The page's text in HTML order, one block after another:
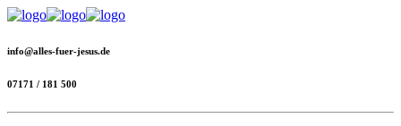
info@alles-fuer-jesus.de
07171 / 181 500